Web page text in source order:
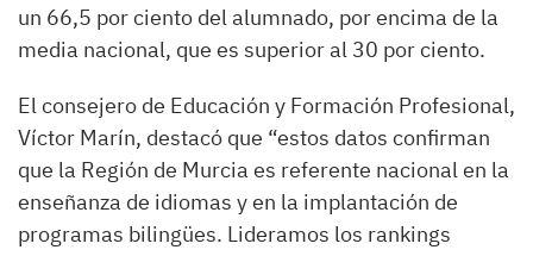
un 66,5 por ciento del alumnado, por encima de la
media nacional, que es superior al 30 por ciento.
El consejero de Educación y Formación Profesional,
Víctor Marín, destacó que “estos datos confirman
que la Región de Murcia es referente nacional en la
enseñanza de idiomas y en la implantación de
programas bilingües. Lideramos los rankings